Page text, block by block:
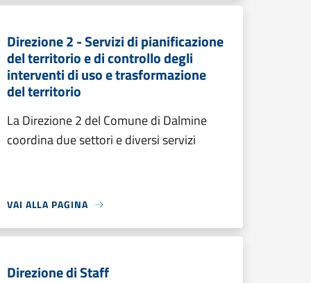
Direzione 2 - Servizi di pianificazione
del territorio e di controllo degli
interventi di uso e trasformazione
del territorio
La Direzione 2 del Comune di Dalmine
coordina due settori e diversi servizi
VAI ALLA PAGINA
Direzione di Staff